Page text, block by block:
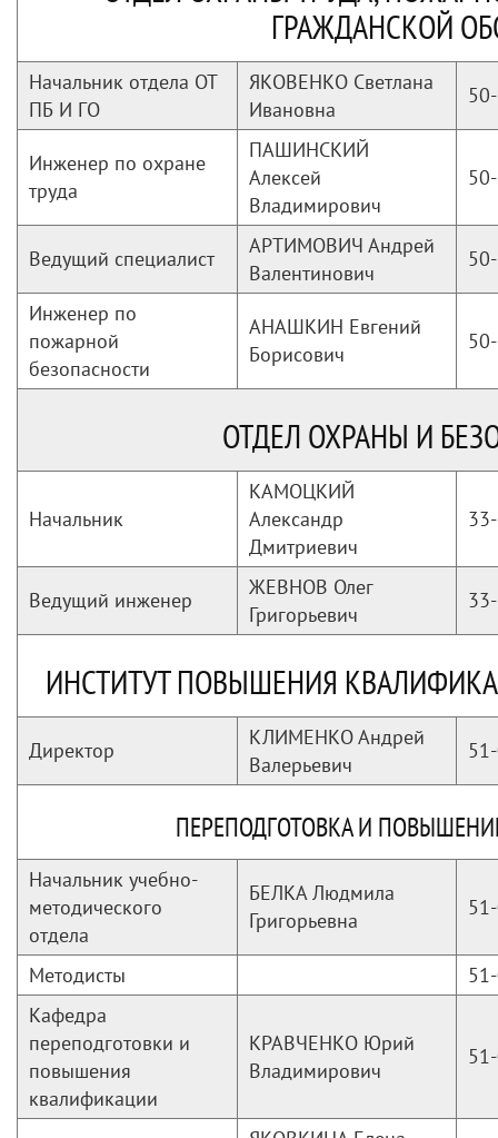
ГРАЖДАНСКОЙ
Начальник отдела ОТ
ПБ И ГО
ЯКОВЕНКО Светлана
Ивановна
Инженер по охране
труда
ПАШИНСКИЙ
Алексей
Владимирович
Ведущий специалист
АРТИМОВИЧ Андрей
Валентинович
Инженер по
пожарной
безопасности
АНАШКИН Евгений
Борисович
ОТДЕЛ ОХРАНЫ И
Начальник
КАМОЦКИЙ
Александр
Дмитриевич
Ведущий инженер
ЖЕВНОВ Олег
Григорьевич
ИНСТИТУТ ПОВЫШЕНИЯ
Директор
КЛИМЕНКО Андрей
Валерьевич
ПЕРЕПОДГОТОВКА И
Начальник учебно-
методического
отдела
БЕЛКА Людмила
Григорьевна
Методисты
Кафедра
переподготовки и
повышения
квалификации
КРАВЧЕНКО Юрий
Владимирович